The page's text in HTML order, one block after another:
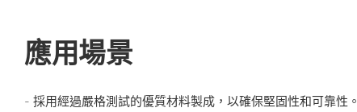
應用場景
- 採用經過嚴格測試的優質材料製成，以確保堅固性和可靠性。